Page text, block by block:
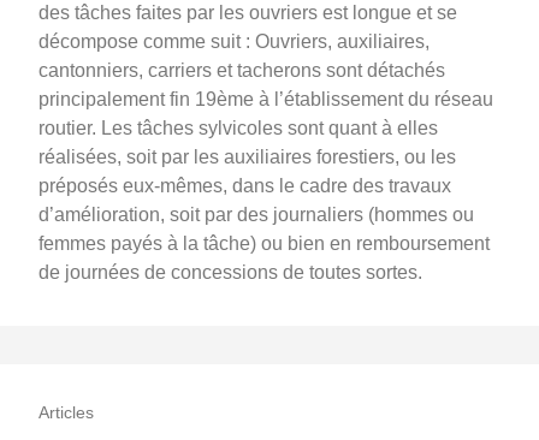
des tâches faites par les ouvriers est longue et se
décompose comme suit : Ouvriers, auxiliaires,
cantonniers, carriers et tacherons sont détachés
principalement fin 19ème à l’établissement du réseau
routier. Les tâches sylvicoles sont quant à elles
réalisées, soit par les auxiliaires forestiers, ou les
préposés eux-mêmes, dans le cadre des travaux
d’amélioration, soit par des journaliers (hommes ou
femmes payés à la tâche) ou bien en remboursement
de journées de concessions de toutes sortes.
Articles